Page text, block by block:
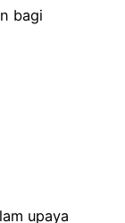
bagi
upaya